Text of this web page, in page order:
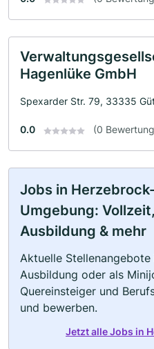
Hagenlüke GmbH
Spexarder Str. 79, 33335
0.0 (0
Jobs in
Umgebung:
Ausbildung & mehr
Aktuelle
Ausbildung oder als
Quereinsteiger und
und bewerben.
Jetzt alle Jobs in